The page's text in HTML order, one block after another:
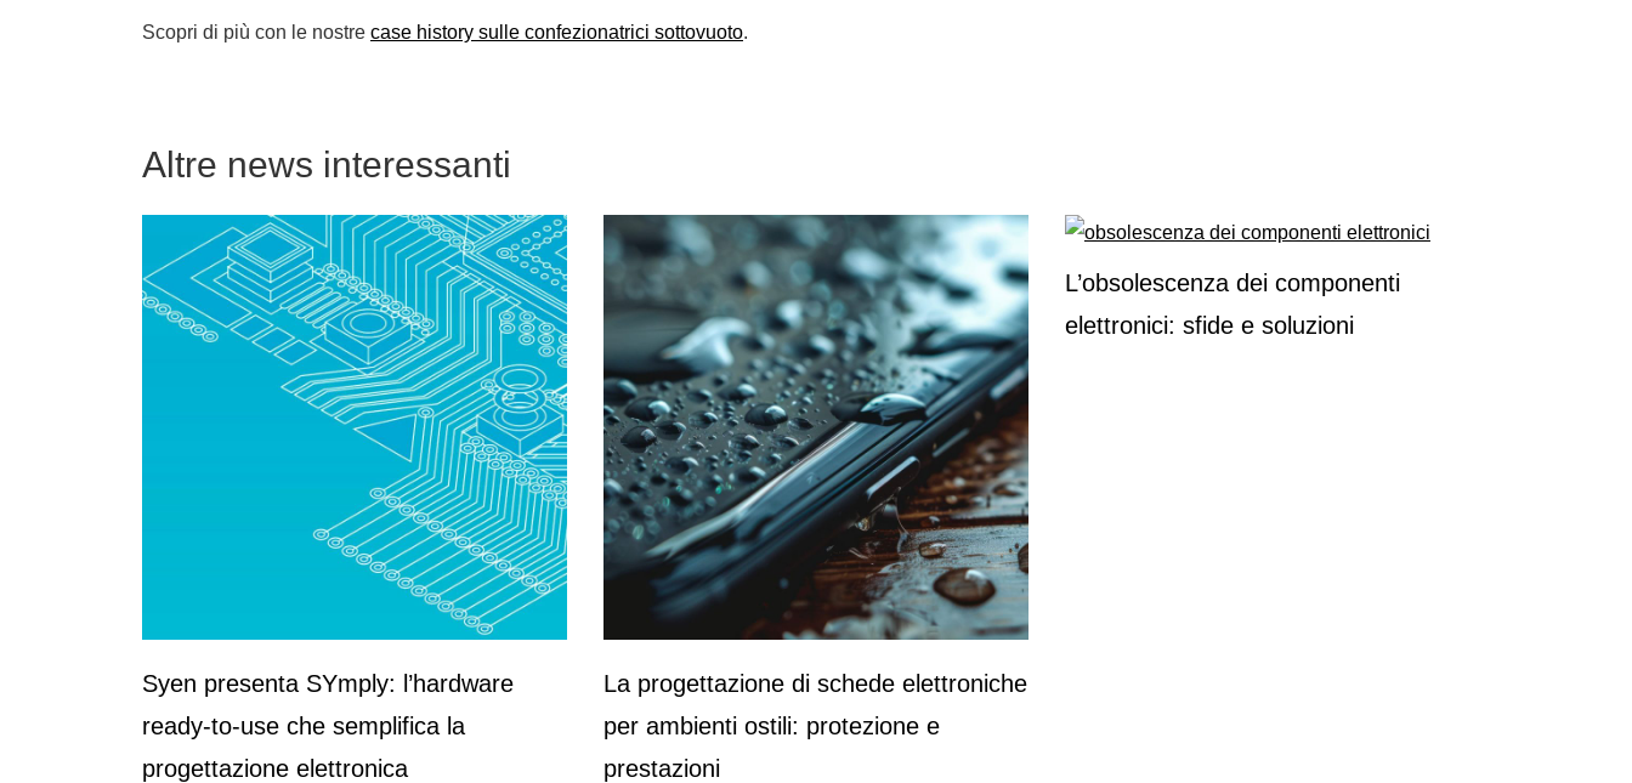
Scopri di più con le nostre case history sulle confezionatrici sottovuoto.
Altre news interessanti
Syen presenta SYmply: l’hardware
ready-to-use che semplifica la
progettazione elettronica
La progettazione di schede elettroniche
per ambienti ostili: protezione e
prestazioni
L’obsolescenza dei componenti
elettronici: sfide e soluzioni